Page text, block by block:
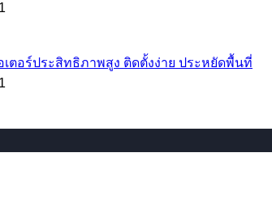
ตอร์ประสิทธิภาพสูง ติดตั้งง่าย ประหยัดพื้นที่